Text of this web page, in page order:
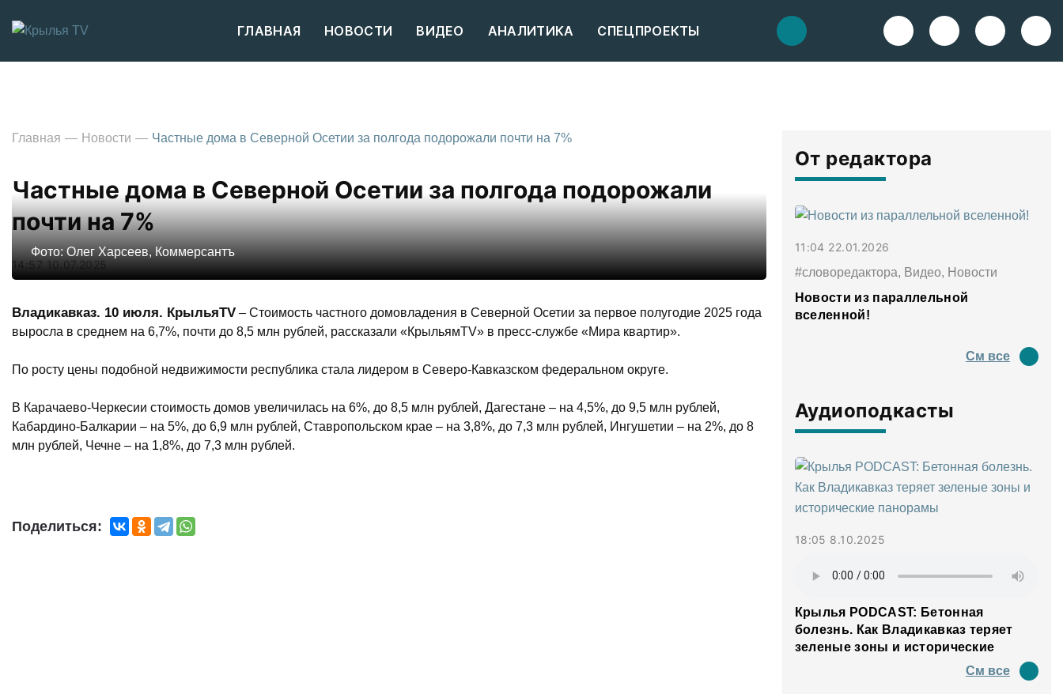
ГЛАВНАЯ НОВОСТИ ВИДЕО АНАЛИТИКА СПЕЦПРОЕКТЫ
Главная Новости Частные дома в Северной Осетии за полгода подорожали почти на 7%
Частные дома в Северной Осетии за полгода подорожали
почти на 7%
14:57 10.07.2025
Фото: Олег Харсеев, Коммерсантъ
Владикавказ. 10 июля. КрыльяTV – Стоимость частного домовладения в Северной Осетии за первое полугодие 2025 года
выросла в среднем на 6,7%, почти до 8,5 млн рублей, рассказали «КрыльямTV» в пресс-службе «Мира квартир».
По росту цены подобной недвижимости республика стала лидером в Северо-Кавказском федеральном округе.
В Карачаево-Черкесии стоимость домов увеличилась на 6%, до 8,5 млн рублей, Дагестане – на 4,5%, до 9,5 млн рублей,
Кабардино-Балкарии – на 5%, до 6,9 млн рублей, Ставропольском крае – на 3,8%, до 7,3 млн рублей, Ингушетии – на 2%, до 8
млн рублей, Чечне – на 1,8%, до 7,3 млн рублей.
Поделиться:
От редактора
11:04 22.01.2026
#словоредактора, Видео, Новости
Новости из параллельной
вселенной!
См все
Аудиоподкасты
18:05 8.10.2025
Крылья PODCAST: Бетонная
болезнь. Как Владикавказ теряет
зеленые зоны и исторические
См все